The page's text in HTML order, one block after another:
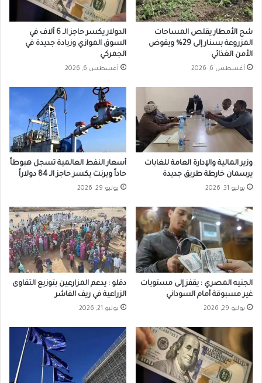
شح الأمطار يقلص المساحات
المزروعة بسنار إلى 29% ويقوض
الأمن الغذائي
أغسطس 6, 2026
الدولار يكسر حاجز الـ 6 آلاف في
السوق الموازي وزيادة جديدة في
الجمركي
أغسطس 6, 2026
وزير المالية والإدارة العامة للغابات
يرسمان خارطة طريق جديدة
يوليو 31, 2026
أسعار النفط العالمية تسجل هبوطاً
حاداً وبرنت يكسر حاجز الـ 84 دولاراً
يوليو 29, 2026
الجنيه المصري : يقفز إلى مستويات
غير مسبوقة أمام السوداني
يوليو 29, 2026
دقلو : يدعم المزارعين بتوزيع التقاوى
الزراعية في ريف الفاشر
يوليو 21, 2026